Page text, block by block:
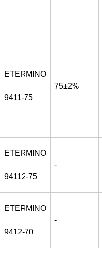
ETERMINO
9411-75
75±2%
ETERMINO
94112-75
-
ETERMINO
9412-70
-